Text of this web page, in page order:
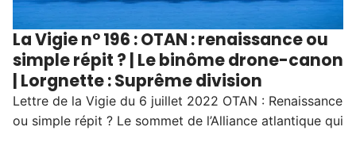
La Vigie n° 196 : OTAN : renaissance ou
simple répit ? | Le binôme drone-canon
| Lorgnette : Suprême division
Lettre de la Vigie du 6 juillet 2022 OTAN : Renaissance
ou simple répit ? Le sommet de l’Alliance atlantique qui